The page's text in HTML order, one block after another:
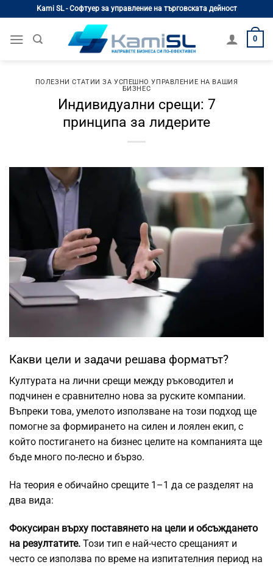
content
Kami SL - Софтуер за управление на търговската дейност
0
ПОЛЕЗНИ СТАТИИ ЗА УСПЕШНО УПРАВЛЕНИЕ НА ВАШИЯ
БИЗНЕС
Индивидуални срещи: 7
принципа за лидерите
Какви цели и задачи решава форматът?
Културата на лични срещи между ръководител и
подчинен е сравнително нова за руските компании.
Въпреки това, умелото използване на този подход ще
помогне за формирането на силен и лоялен екип, с
който постигането на бизнес целите на компанията ще
бъде много по-лесно и бързо.
На теория е обичайно срещите 1–1 да се разделят на
два вида:
Фокусиран върху поставянето на цели и обсъждането
на резултатите. Този тип е най-често срещаният и
често се използва по време на изпитателния период на